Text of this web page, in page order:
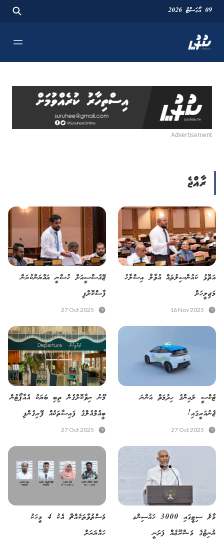
09 އޯގަސްޓު 2026
Advertisement
ރާއްޖެ
އަތޮޅު ކައުންސިލުތައް އުވާލާ އިސްލާހު
މަޖިލީހަށް
16 Nov 2025
ޖޭއެސްސީއަށް ހުސްނީ އައްޔަންކުރަން
ފާސްކޮށްފި
27 Oct 2025
ޓެކްސީ ލައިންގެ ހިދުމަތް އަންނަ
ޖެނުއަރީގައި!
27 Oct 2025
މޫނު ނިވާކޮށްގެން ތިބި ބަޔަކު އެއާޕޯޓުން
ބީއެމްއެލްގެ ފައިސާތަކެއް ފޭރިގެންފި
27 Oct 2025
މާލެ ސިޓީގައި 3000 ހައުސިންގ
ޔުނިޓުގެ މަޝްރޫޢެއްް ފަށަނީ
މަސްތުވާތަކެއްޗާ އެކު 4 މީހަކު
ހައްޔަރަށް